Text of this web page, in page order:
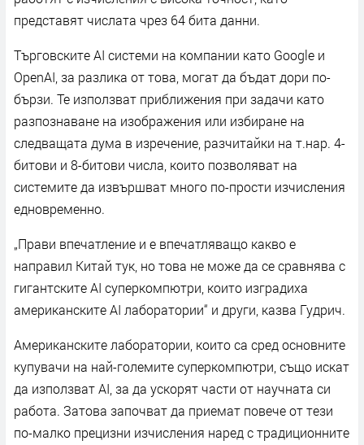
представят числата чрез 64 бита данни.
Търговските AI системи на компании като Google и
OpenAI, за разлика от това, могат да бъдат дори по-
бързи. Те използват приближения при задачи като
разпознаване на изображения или избиране на
следващата дума в изречение, разчитайки на т.нар. 4-
битови и 8-битови числа, които позволяват на
системите да извършват много по-прости изчисления
едновременно.
„Прави впечатление и е впечатляващо какво е
направил Китай тук, но това не може да се сравнява с
гигантските AI суперкомпютри, които изградиха
американските AI лаборатории“ и други, казва Гудрич.
Американските лаборатории, които са сред основните
купувачи на най-големите суперкомпютри, също искат
да използват AI, за да ускорят части от научната си
работа. Затова започват да приемат повече от тези
по-малко прецизни изчисления наред с традиционните